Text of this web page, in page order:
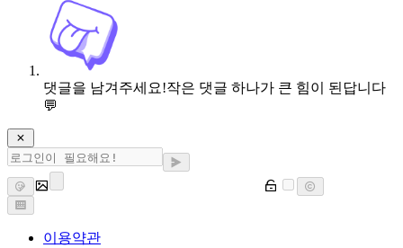
댓글을 남겨주세요!작은 댓글 하나가 큰 힘이 된답니다
💬
이용약관